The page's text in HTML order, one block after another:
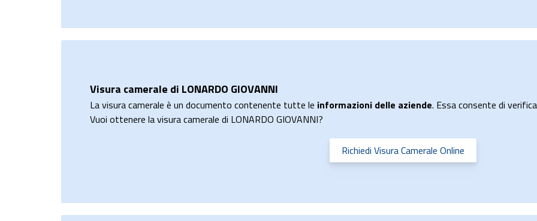
Visura camerale di LONARDO GIOVANNI
La visura camerale è un documento contenente tutte le informazioni delle aziende. Essa consente di
Vuoi ottenere la visura camerale di LONARDO GIOVANNI?
Richiedi Visura Camerale Online